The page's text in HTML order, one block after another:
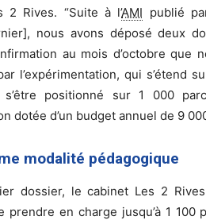
2 Rives. “Suite à l’AMI publié
nous avons déposé deux
au mois d’octobre que
l’expérimentation, qui s’étend
s’être positionné sur 1 000
dotée d’un budget annuel de 9
modalité pédagogique
dossier, le cabinet Les 2
prendre en charge jusqu’à 1